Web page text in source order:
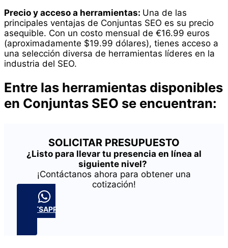
Precio y acceso a herramientas: Una de las
principales ventajas de Conjuntas SEO es su precio
asequible. Con un costo mensual de €16.99 euros
(aproximadamente $19.99 dólares), tienes acceso a
una selección diversa de herramientas líderes en la
industria del SEO.
Entre las herramientas disponibles
en Conjuntas SEO se encuentran:
SOLICITAR PRESUPUESTO
¿Listo para llevar tu presencia en línea al
siguiente nivel?
¡Contáctanos ahora para obtener una
cotización!
WHATSAPP